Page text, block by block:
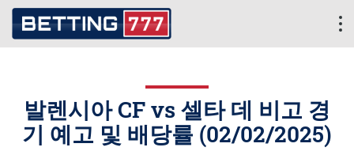
발렌시아 CF vs 셀타 데 비고 경
기 예고 및 배당률 (02/02/2025)